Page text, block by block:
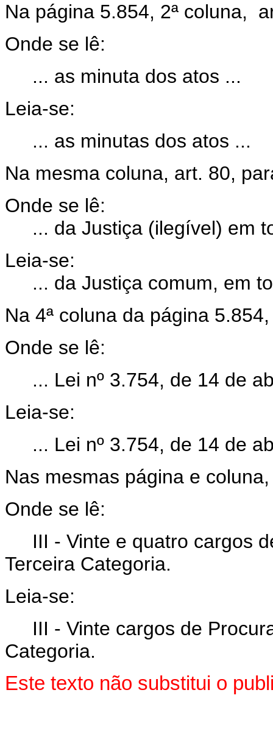
Na página 5.854, 2ª coluna,
Onde se lê:
... as minuta dos atos ...
Leia-se:
... as minutas dos atos ...
Na mesma coluna, art. 80,
Onde se lê:
... da Justiça (ilegível) em
Leia-se:
... da Justiça comum, em
Na 4ª coluna da página
Onde se lê:
... Lei nº 3.754, de 14 de
Leia-se:
... Lei nº 3.754, de 14 de
Nas mesmas página e
Onde se lê:
III - Vinte e quatro cargos
Terceira Categoria.
Leia-se:
III - Vinte cargos de
Categoria.
Este texto não substitui o